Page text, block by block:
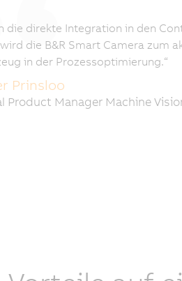
die direkte Integration in den
die B&R Smart Camera zum
in der Prozessoptimierung.“
Prinsloo
Product Manager Machine